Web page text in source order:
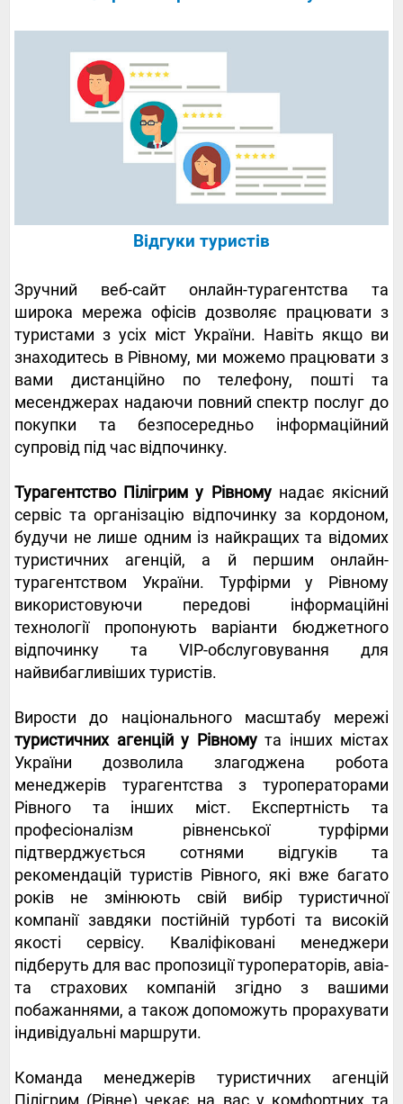
Відгуки туристів
Зручний веб-сайт онлайн-турагентства та
широка мережа офісів дозволяє працювати з
туристами з усіх міст України. Навіть якщо ви
знаходитесь в Рівному, ми можемо працювати з
вами дистанційно по телефону, пошті та
месенджерах надаючи повний спектр послуг до
покупки та безпосередньо інформаційний
супровід під час відпочинку.
Турагентство Пілігрим у Рівномунадає якісний
сервіс та організацію відпочинку за кордоном,
будучи не лише одним із найкращих та відомих
туристичних агенцій, а й першим онлайн-
турагентством України. Турфірми у Рівному
використовуючи передові інформаційні
технології пропонують варіанти бюджетного
відпочинку та VIP-обслуговування для
найвибагливіших туристів.
Вирости до національного масштабу мережі
туристичних агенцій у Рівномута інших містах
України дозволила злагоджена робота
менеджерів турагентства з туроператорами
Рівного та інших міст. Експертність та
професіоналізм рівненської турфірми
підтверджується сотнями відгуків та
рекомендацій туристів Рівного, які вже багато
років не змінюють свій вибір туристичної
компанії завдяки постійній турботі та високій
якості сервісу. Кваліфіковані менеджери
підберуть для вас пропозиції туроператорів, авіа-
та страхових компаній згідно з вашими
побажаннями, а також допоможуть прорахувати
індивідуальні маршрути.
Команда менеджерів туристичних агенцій
Пілігрим (Рівне) чекає на вас у комфортних та